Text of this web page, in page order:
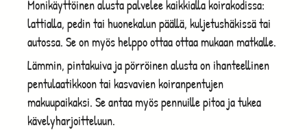
Monikäyttöinen alusta palvelee kaikkialla koirakodissa:
lattialla, pedin tai huonekalun päällä, kuljetushäkissä tai
autossa. Se on myös helppo ottaa ottaa mukaan matkalle.
Lämmin, pintakuiva ja pörröinen alusta on ihanteellinen
pentulaatikkoon tai kasvavien koiranpentujen
makuupaikaksi. Se antaa myös pennuille pitoa ja tukea
kävelyharjoitteluun.